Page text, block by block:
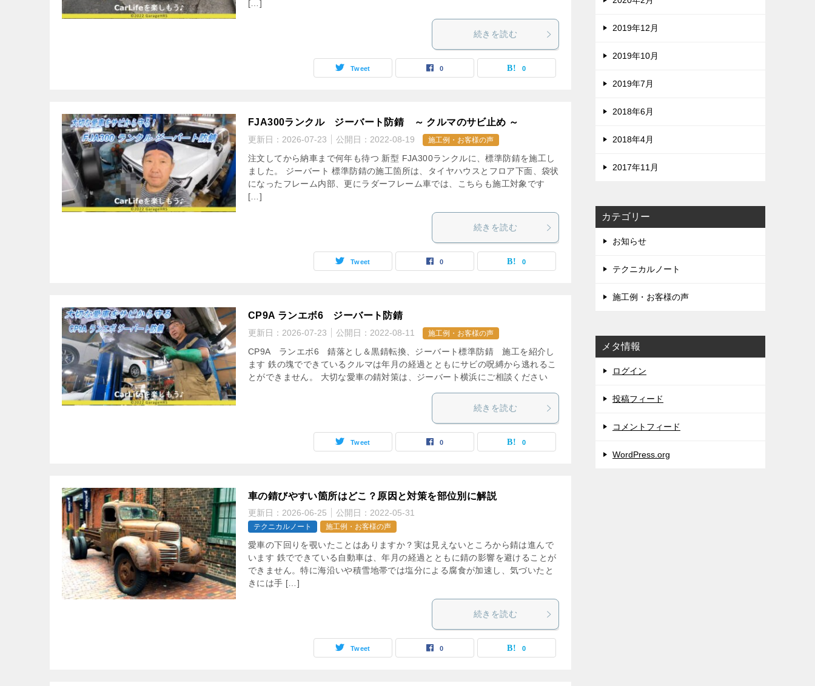
[…]
続きを読む
Tweet 0 0
FJA300ランクル ジーバート防錆 ～ クルマのサビ止め ～
更新日： 2026-07-23 公開日： 2022-08-19 施工例・お客様の声
注文してから納車まで何年も待つ 新型 FJA300ランクルに、標準防錆を施工し
ました。 ジーバート 標準防錆の施工箇所は、タイヤハウスとフロア下面、袋状
になったフレーム内部、更にラダーフレーム車では、こちらも施工対象です
[…]
続きを読む
Tweet 0 0
CP9A ランエボ6 ジーバート防錆
更新日： 2026-07-23 公開日： 2022-08-11 施工例・お客様の声
CP9A ランエボ6 錆落とし＆黒錆転換、ジーバート標準防錆 施工を紹介し
ます 鉄の塊でできているクルマは年月の経過とともにサビの呪縛から逃れるこ
とができません。 大切な愛車の錆対策は、ジーバート横浜にご相談ください
続きを読む
Tweet 0 0
車の錆びやすい箇所はどこ？原因と対策を部位別に解説
更新日： 2026-06-25 公開日： 2022-05-31
テクニカルノート 施工例・お客様の声
愛車の下回りを覗いたことはありますか？実は見えないところから錆は進んで
います 鉄でできている自動車は、年月の経過とともに錆の影響を避けることが
できません。特に海沿いや積雪地帯では塩分による腐食が加速し、気づいたと
きには手 […]
続きを読む
Tweet 0 0
2019年12月
2019年10月
2019年7月
2018年6月
2018年4月
2017年11月
カテゴリー
お知らせ
テクニカルノート
施工例・お客様の声
メタ情報
ログイン
投稿フィード
コメントフィード
WordPress.org